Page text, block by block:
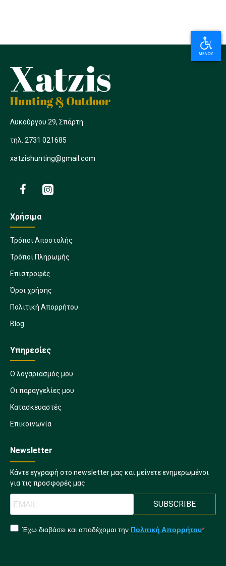
Λυκούργου 29, Σπάρτη
τηλ. 2731 021685
xatzishunting@gmail.com
Χρήσιμα
Τρόποι Αποστολής
Τρόποι Πληρωμής
Επιστροφές
Όροι χρήσης
Πολιτική Απορρήτου
Blog
Υπηρεσίες
Ο λογαριασμός μου
Οι παραγγελίες μου
Κατασκευαστές
Επικοινωνία
Newsletter
Κάντε εγγραφή στο newsletter μας και μείνετε ενημερωμένοι
για τις προσφορές μας
SUBSCRIBE
Έχω διαβάσει και αποδέχομαι την Πολιτική Απορρήτου